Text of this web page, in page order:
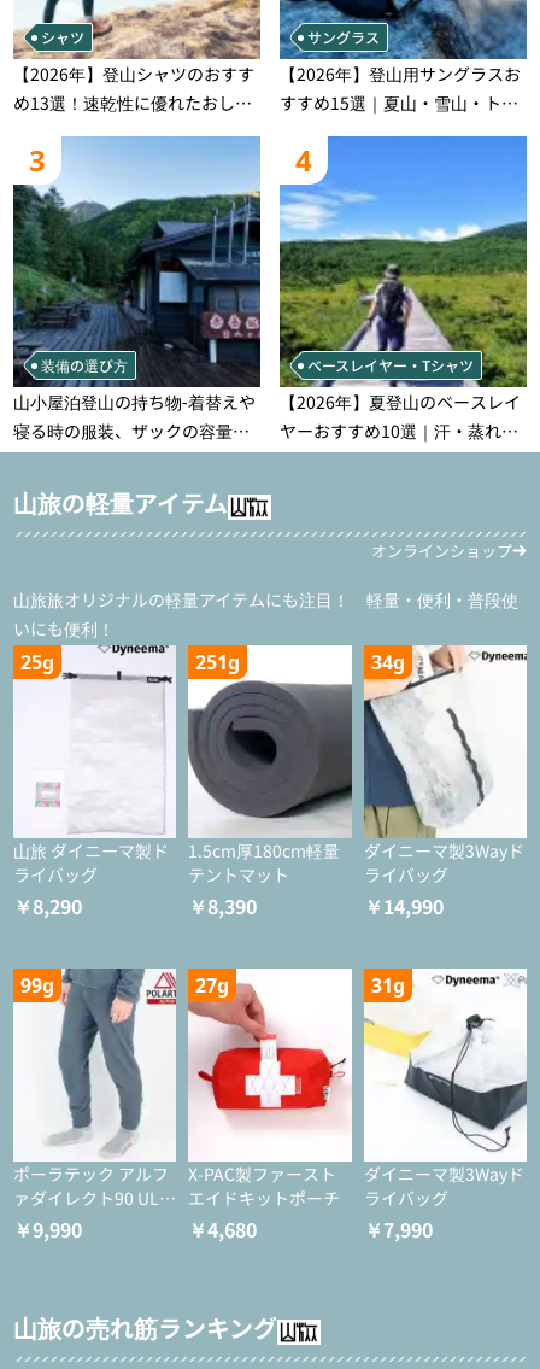
シャツ
【2026年】登山シャツのおすす
め13選！速乾性に優れたおしゃ
れなモデルを徹底紹介！
サングラス
【2026年】登山用サングラスお
すすめ15選｜夏山・雪山・トレ
ラン別、シーンで選ぶ失敗しな
い一本
3
装備の選び方
山小屋泊登山の持ち物‐着替えや
寝る時の服装、ザックの容量な
どを徹底紹介！1泊2日、2泊3日
用のリスト付き
4
ベースレイヤー・Tシャツ
【2026年】夏登山のベースレイ
ヤーおすすめ10選｜汗・蒸れ・
汗冷え対策に効く選び方
山旅の軽量アイテム
オンラインショップ
山旅旅オリジナルの軽量アイテムにも注目！ 軽量・便利・普段使
いにも便利！
25g
山旅 ダイニーマ製ド
ライバッグ
￥8,290
251g
1.5cm厚180cm軽量
テントマット
￥8,390
34g
ダイニーマ製3Wayド
ライバッグ
￥14,990
99g
ポーラテック アルフ
ァダイレクト90 ULタ
イツ
￥9,990
27g
X-PAC製ファースト
エイドキットポーチ
￥4,680
31g
ダイニーマ製3Wayド
ライバッグ
￥7,990
山旅の売れ筋ランキング